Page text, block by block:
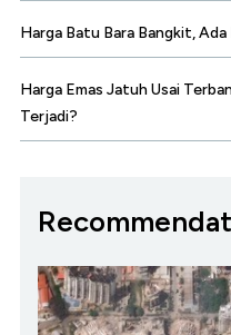
Harga Batu Bara Bangkit,
Harga Emas Jatuh Usai
Terjadi?